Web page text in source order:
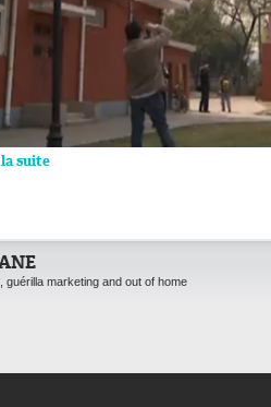
suite
guérilla marketing and out of home